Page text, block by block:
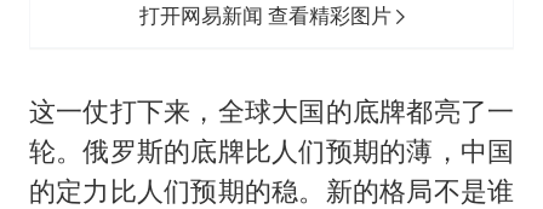
打开网易新闻 查看精彩图片
这一仗打下来，全球大国的底牌都亮了一
轮。俄罗斯的底牌比人们预期的薄，中国
的定力比人们预期的稳。新的格局不是谁